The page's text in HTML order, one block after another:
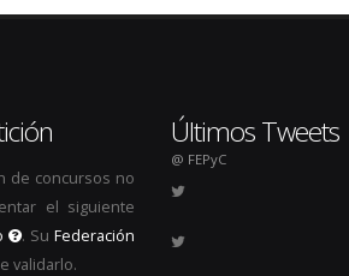
de concursos no
el siguiente
. SuFederación
validarlo.
Últimos Tweets
@ FEPyC